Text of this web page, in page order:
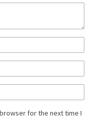
for the next time I